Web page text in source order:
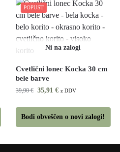
POPUST
Cvetlični lonec Kocka 30 cm
bele barve
39,90€ 35,91 € z DDV
Bodi obveščen o novi zalogi!